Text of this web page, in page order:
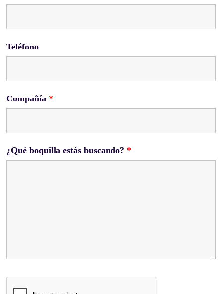
Teléfono
Compañía *
¿Qué boquilla estás buscando? *